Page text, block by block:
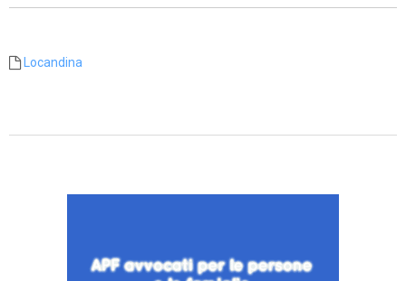
Locandina